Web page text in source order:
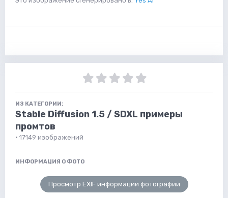
ИЗ КАТЕГОРИИ:
Stable Diffusion 1.5 / SDXL примеры
промтов
· 17149 изображений
ИНФОРМАЦИЯ О ФОТО
Просмотр EXIF информации фотографии